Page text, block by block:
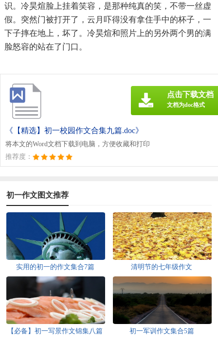
识。冷昊煊脸上挂着笑容，是那种纯真的笑，不带一丝虚
假。突然门被打开了，云月吓得没有拿住手中的杯子，一
下子摔在地上，坏了。冷昊煊和照片上的另外两个男的满
脸怒容的站在了门口。
《【精选】初一校园作文合集九篇.doc》
将本文的Word文档下载到电脑，方便收藏和打印
推荐度：
点击下载文档
文档为doc格式
初一作文图文推荐
实用的初一的作文集合7篇 清明节的七年级作文
【必备】初一写景作文锦集八篇 初一军训作文集合5篇